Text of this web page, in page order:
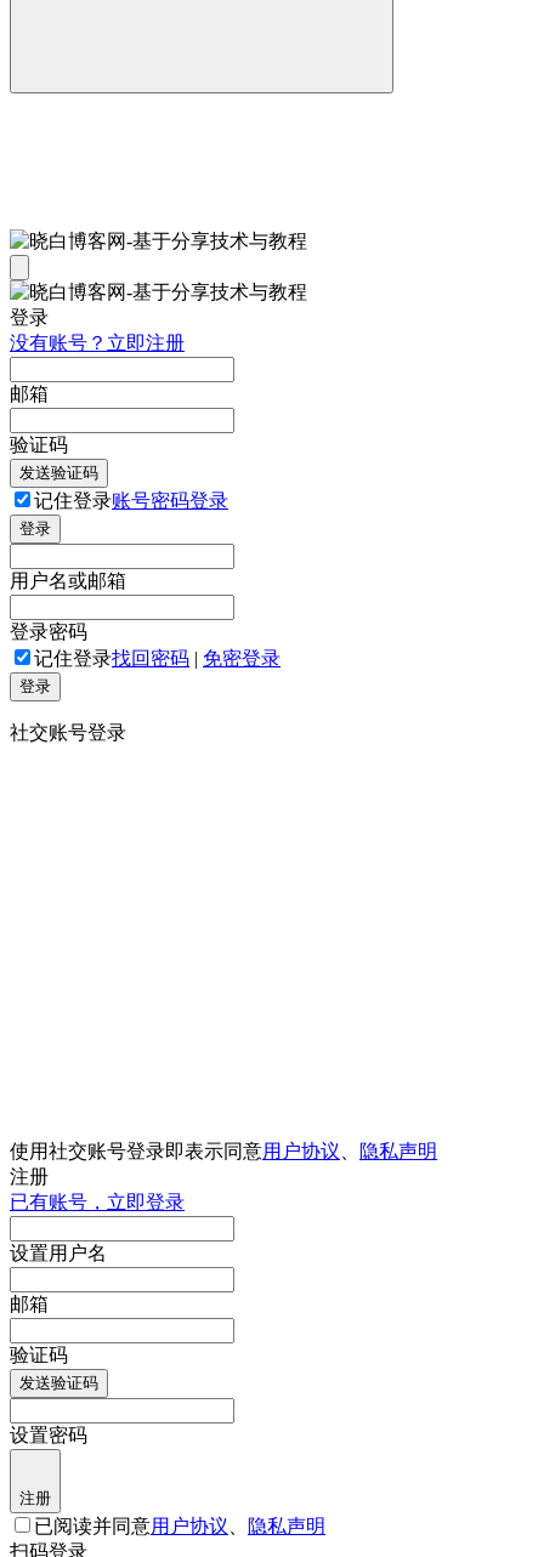
登录
没有账号？立即注册
邮箱
验证码
发送验证码
记住登录账号密码登录
登录
用户名或邮箱
登录密码
记住登录找回密码 | 免密登录
登录
社交账号登录
使用社交账号登录即表示同意用户协议
隐私声明
注册
已有账号，立即登录
设置用户名
邮箱
验证码
发送验证码
设置密码
注册
已阅读并同意用户协议
隐私声明
扫码登录